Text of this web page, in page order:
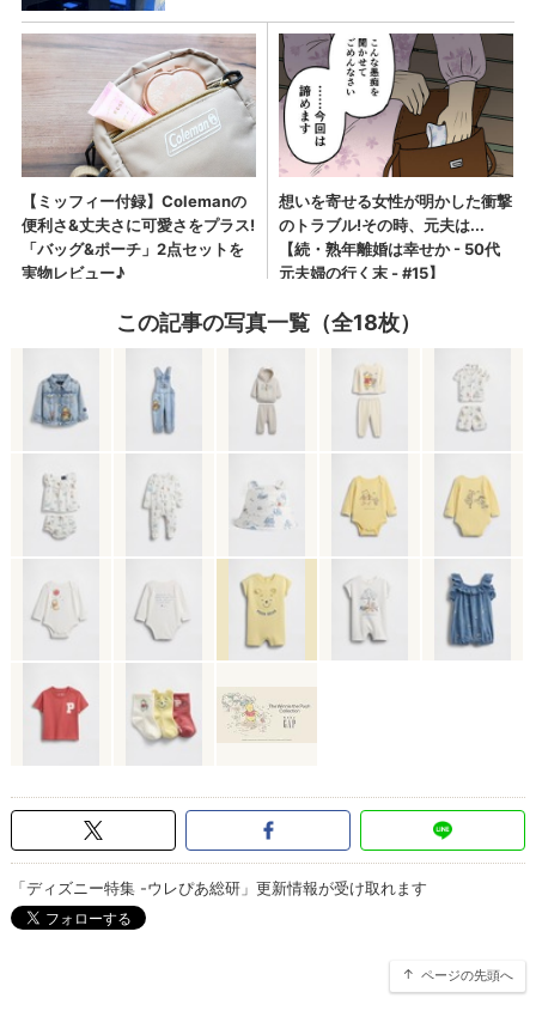
この記事の写真一覧（全18枚）
「ディズニー特集 -ウレぴあ総研」更新情報が受け取れます
ページの先頭へ